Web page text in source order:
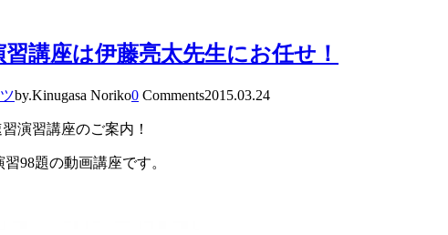
講座は伊藤亮太先生にお任せ！
by.Kinugasa Noriko0 Comments2015.03.24
演習講座のご案内！
98題の動画講座です。